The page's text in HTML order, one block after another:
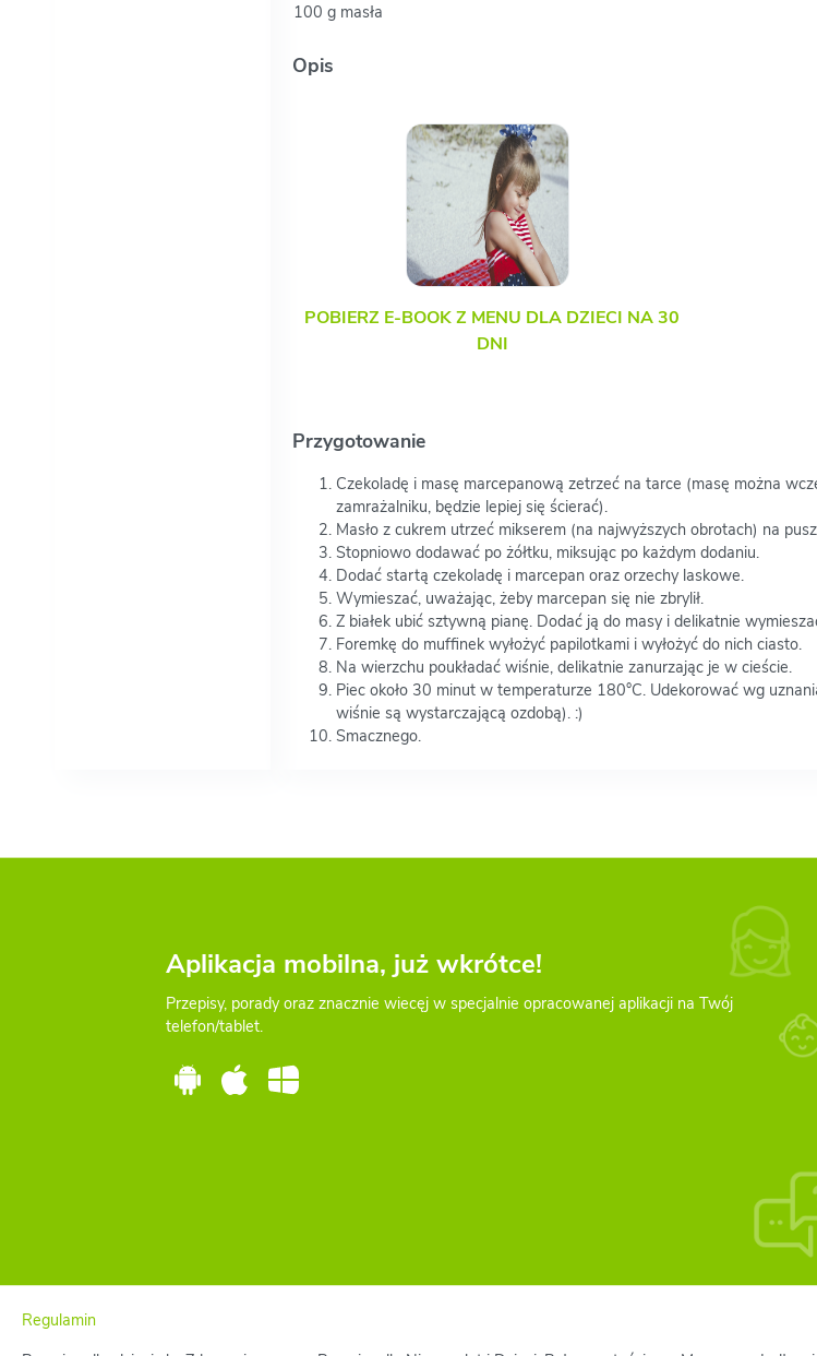
100 g masła
Opis
POBIERZ E-BOOK Z MENU DLA DZIECI NA 30
DNI
Przygotowanie
Czekoladę i masę marcepanową zetrzeć na tarce (masę można
zamrażalniku, będzie lepiej się ścierać).
Masło z cukrem utrzeć mikserem (na najwyższych obrotach) na
Stopniowo dodawać po żółtku, miksując po każdym dodaniu.
Dodać startą czekoladę i marcepan oraz orzechy laskowe.
Wymieszać, uważając, żeby marcepan się nie zbrylił.
Z białek ubić sztywną pianę. Dodać ją do masy i delikatnie
Foremkę do muffinek wyłożyć papilotkami i wyłożyć do nich ciasto.
Na wierzchu poukładać wiśnie, delikatnie zanurzając je w cieście.
Piec około 30 minut w temperaturze 180°C. Udekorować wg
wiśnie są wystarczającą ozdobą). :)
Smacznego.
Aplikacja mobilna, już wkrótce!
Przepisy, porady oraz znacznie wiecęj w specjalnie opracowanej aplikacji na Twój
telefon/tablet.
Regulamin